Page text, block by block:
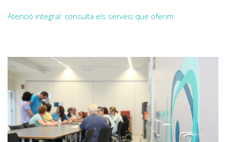
Atenció integral: consulta els serveis que oferim